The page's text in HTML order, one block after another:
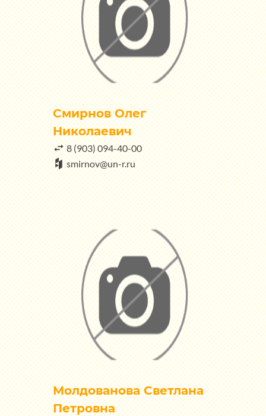
Смирнов Олег
Николаевич
8 (903) 094-40-00
smirnov@un-r.ru
Молдованова Светлана
Петровна